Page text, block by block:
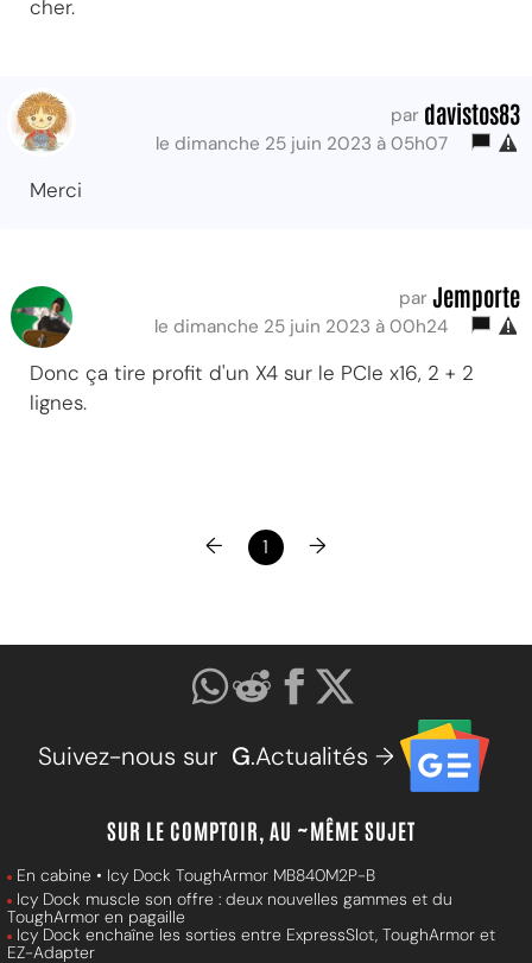
cher.
par davistos83
le dimanche 25 juin 2023 à 05h07
Merci
par Jemporte
le dimanche 25 juin 2023 à 00h24
Donc ça tire profit d'un X4 sur le PCIe x16, 2 + 2
lignes.
← 1 →
Suivez-nous sur G.Actualités →
SUR LE COMPTOIR, AU ~MÊME SUJET
En cabine • Icy Dock ToughArmor MB840M2P-B
Icy Dock muscle son offre : deux nouvelles gammes et du
ToughArmor en pagaille
Icy Dock enchaîne les sorties entre ExpressSlot, ToughArmor et
EZ-Adapter